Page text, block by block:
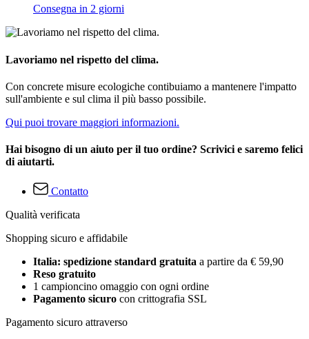
Consegna in 2 giorni
Lavoriamo nel rispetto del clima.
Con concrete misure ecologiche contibuiamo a mantenere l'impatto
sull'ambiente e sul clima il più basso possibile.
Qui puoi trovare maggiori informazioni.
Hai bisogno di un aiuto per il tuo ordine? Scrivici e saremo felici
di aiutarti.
Contatto
Qualità verificata
Shopping sicuro e affidabile
Italia: spedizione standard gratuita a partire da € 59,90
Reso gratuito
1 campioncino omaggio con ogni ordine
Pagamento sicuro con crittografia SSL
Pagamento sicuro attraverso